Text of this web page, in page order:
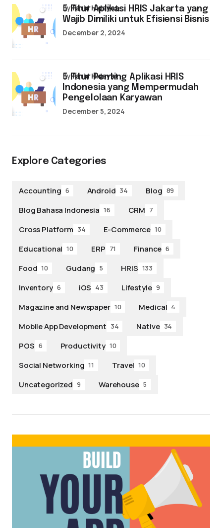
5 Fitur Aplikasi HRIS Jakarta yang
Wajib Dimiliki untuk Efisiensi Bisnis
byFarid Hidayat
December 2, 2024
5 Fitur Penting Aplikasi HRIS
Indonesia yang Mempermudah
Pengelolaan Karyawan
byFarid Hidayat
December 5, 2024
Explore Categories
Accounting 6 Android 34 Blog 89
Blog Bahasa Indonesia 16 CRM 7
Cross Platform 34 E-Commerce 10
Educational 10 ERP 71 Finance 6
Food 10 Gudang 5 HRIS 133
Inventory 6 iOS 43 Lifestyle 9
Magazine and Newspaper 10 Medical 4
Mobile App Development 34 Native 34
POS 6 Productivity 10
Social Networking 11 Travel 10
Uncategorized 9 Warehouse 5